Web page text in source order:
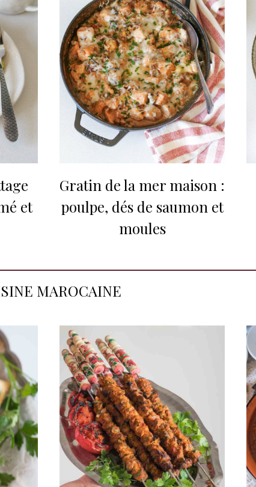
et
Gratin de la mer maison :
poulpe, dés de saumon et
moules
MAROCAINE